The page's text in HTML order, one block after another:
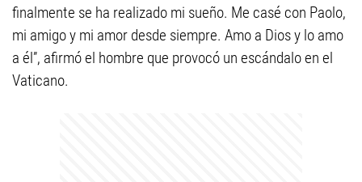
finalmente se ha realizado mi sueño. Me casé con Paolo,
mi amigo y mi amor desde siempre. Amo a Dios y lo amo
a él”, afirmó el hombre que provocó un escándalo en el
Vaticano.